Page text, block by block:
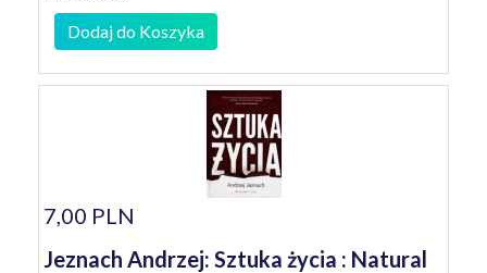
Dodaj do Koszyka
7,00 PLN
Jeznach Andrzej: Sztuka życia : Natural